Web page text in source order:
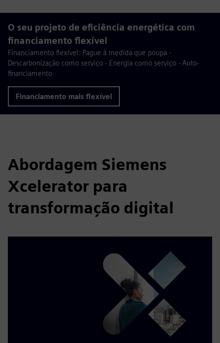
O seu projeto de eficiência energética com
financiamento flexível
Financiamento flexível: Pague à medida que poupa -
Descarbonização como serviço - Energia como serviço - Auto-
financiamento
Financiamento mais flexível
Abordagem Siemens
Xcelerator para
transformação digital